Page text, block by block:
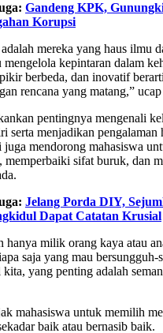
Gandeng KPK,
Korupsi
mereka yang haus ilmu
mengelola kepintaran dalam
berbeda, dan inovatif
rencana yang matang,”
pentingnya mengenali
serta menjadikan pengalaman
mendorong mahasiswa
memperbaiki sifat buruk, dan
Jelang Porda DIY,
Dapat Catatan Krusial
hanya milik orang kaya atau
saja yang mau
kita, yang penting adalah
mahasiswa untuk memilih
baik atau bernasib baik.